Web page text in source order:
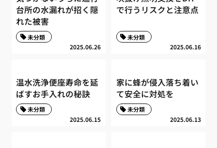
台所の水漏れが招く隠
れた被害
2025.06.26
未分類
で行うリスクと注意点
2025.06.16
未分類
温水洗浄便座寿命を延
ばすお手入れの秘訣
2025.06.15
未分類
家に蜂が侵入落ち着い
て安全に対処を
2025.06.13
未分類